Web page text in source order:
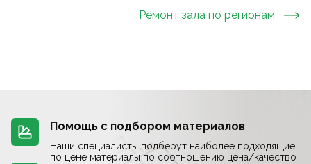
Ремонт зала по регионам
Помощь с подбором материалов
Наши специалисты подберут наиболее подходящие
по цене материалы по соотношению цена/качество